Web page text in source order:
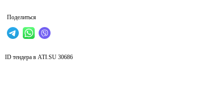
Поделиться
ID тендера в ATI.SU 30686